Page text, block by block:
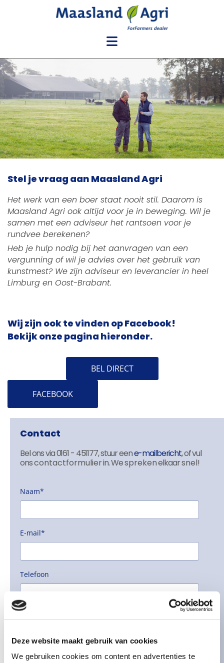
Deze website maakt gebruik van cookies
We gebruiken cookies om content en advertenties te
Stel je vraag aan Maasland Agri
Het werk van een boer staat nooit stil. Daarom is
Maasland Agri ook altijd voor je in beweging. Wil je
samen met een adviseur het rantsoen voor je
rundvee berekenen?
Heb je hulp nodig bij het aanvragen van een
vergunning of wil je advies over het gebruik van
kunstmest? We zijn adviseur en leverancier in heel
Limburg en Oost-Brabant.
Wij zijn ook te vinden op Facebook!
Bekijk onze pagina hieronder.
BEL DIRECT
FACEBOOK
Contact
Bel ons via 0161 - 451177, stuur eene-mailbericht, of vul
onscontactformulierin. Wesprekenelkaarsnel!
Naam*
E-mail*
Telefoon